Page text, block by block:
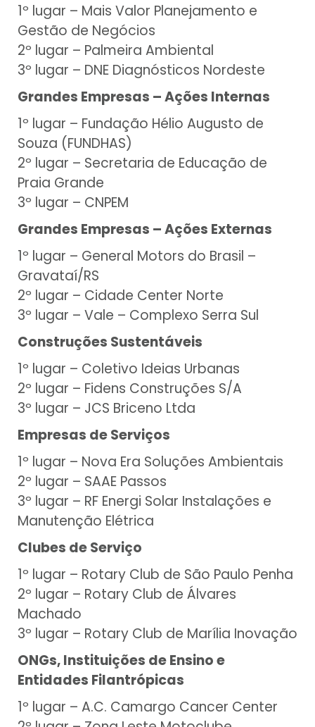
1º lugar – Mais Valor Planejamento e
Gestão de Negócios
2º lugar – Palmeira Ambiental
3º lugar – DNE Diagnósticos Nordeste
Grandes Empresas – Ações Internas
1º lugar – Fundação Hélio Augusto de
Souza (FUNDHAS)
2º lugar – Secretaria de Educação de
Praia Grande
3º lugar – CNPEM
Grandes Empresas – Ações Externas
1º lugar – General Motors do Brasil –
Gravataí/RS
2º lugar – Cidade Center Norte
3º lugar – Vale – Complexo Serra Sul
Construções Sustentáveis
1º lugar – Coletivo Ideias Urbanas
2º lugar – Fidens Construções S/A
3º lugar – JCS Briceno Ltda
Empresas de Serviços
1º lugar – Nova Era Soluções Ambientais
2º lugar – SAAE Passos
3º lugar – RF Energi Solar Instalações e
Manutenção Elétrica
Clubes de Serviço
1º lugar – Rotary Club de São Paulo Penha
2º lugar – Rotary Club de Álvares
Machado
3º lugar – Rotary Club de Marília Inovação
ONGs, Instituições de Ensino e
Entidades Filantrópicas
1º lugar – A.C. Camargo Cancer Center